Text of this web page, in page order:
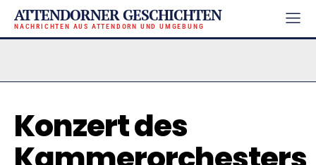
ATTENDORNER GESCHICHTEN
NACHRICHTEN AUS ATTENDORN UND UMGEBUNG
Konzert des